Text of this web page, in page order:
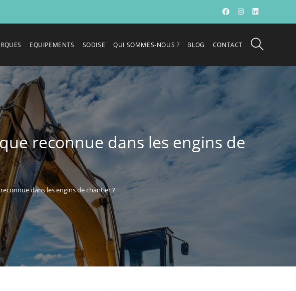
EQUIPEMENTS SODISE QUI SOMMES-NOUS ? BLOG CONTACT
reconnue dans les engins de
dans les engins de chantier ?